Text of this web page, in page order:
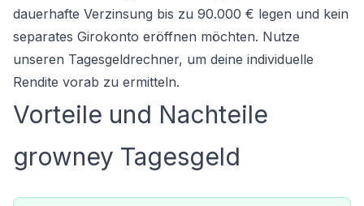
dauerhafte Verzinsung bis zu 90.000 € legen und kein
separates Girokonto eröffnen möchten. Nutze
unseren Tagesgeldrechner, um deine individuelle
Rendite vorab zu ermitteln.
Vorteile und Nachteile
growney Tagesgeld